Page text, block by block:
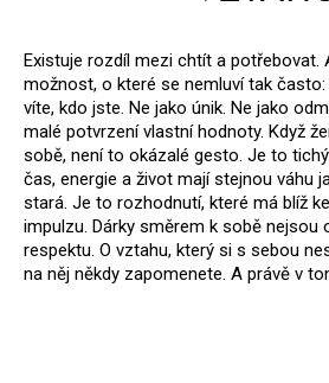
Existuje rozdíl mezi chtít a potřebovat.
možnost, o které se nemluví tak
víte, kdo jste. Ne jako únik. Ne jako
malé potvrzení vlastní hodnoty. Když
sobě, není to okázalé gesto. Je to
čas, energie a život mají stejnou váhu
stará. Je to rozhodnutí, které má blíž
impulzu. Dárky směrem k sobě nejsou
respektu. O vztahu, který si s sebou
na něj někdy zapomenete. A právě v
N
A
J
Í
T
?